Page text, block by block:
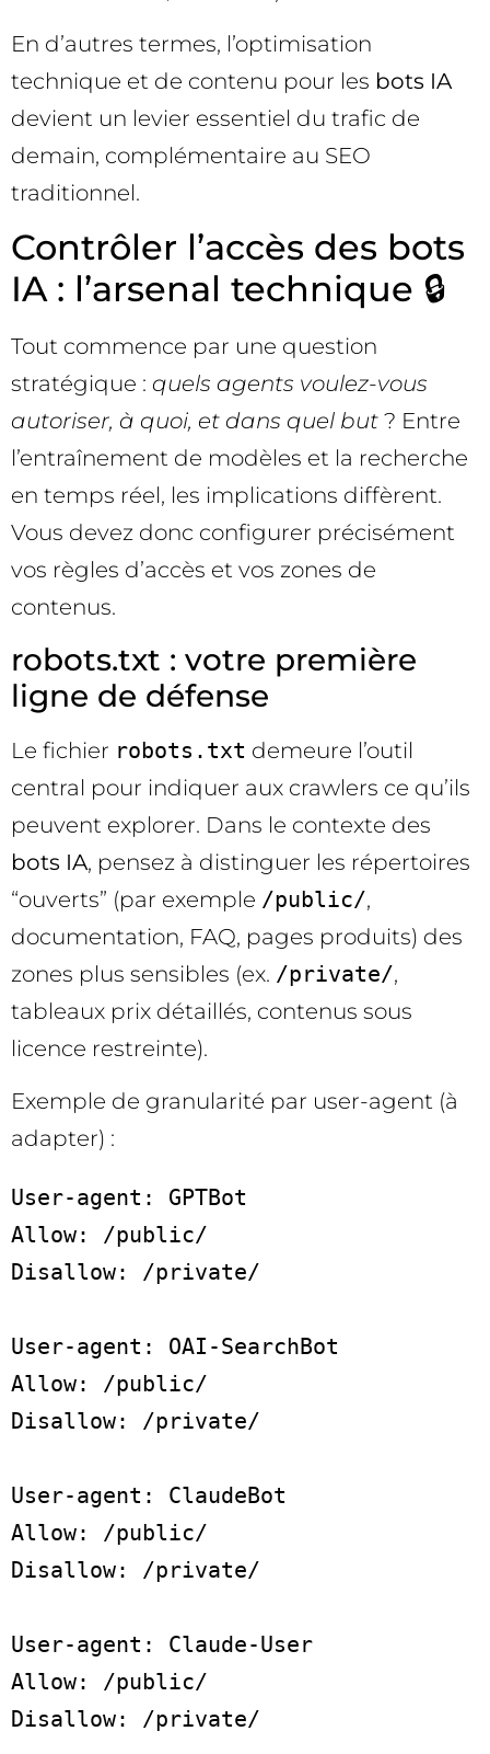
En d’autres termes, l’optimisation
technique et de contenu pour les bots IA
devient un levier essentiel du trafic de
demain, complémentaire au SEO
traditionnel.
Contrôler l’accès des bots
IA : l’arsenal technique 🔒
Tout commence par une question
stratégique : quels agents voulez-vous
autoriser, à quoi, et dans quel but ? Entre
l’entraînement de modèles et la recherche
en temps réel, les implications diffèrent.
Vous devez donc configurer précisément
vos règles d’accès et vos zones de
contenus.
robots.txt : votre première
ligne de défense
Le fichier robots.txt demeure l’outil
central pour indiquer aux crawlers ce qu’ils
peuvent explorer. Dans le contexte des
bots IA, pensez à distinguer les répertoires
“ouverts” (par exemple /public/,
documentation, FAQ, pages produits) des
zones plus sensibles (ex. /private/,
tableaux prix détaillés, contenus sous
licence restreinte).
Exemple de granularité par user-agent (à
adapter) :
User-agent: GPTBot
Allow: /public/
Disallow: /private/
User-agent: OAI-SearchBot
Allow: /public/
Disallow: /private/
User-agent: ClaudeBot
Allow: /public/
Disallow: /private/
User-agent: Claude-User
Allow: /public/
Disallow: /private/